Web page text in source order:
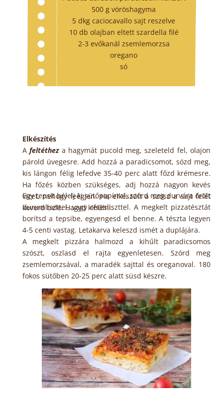
500 g vöröshagyma
5 dkg caciocavallo sajt reszelve
10 db olajban eltett szardella filé
2-3 evőkanál zsemlemorzsa
oregano
só
Elkészítés
Afeltétheza hagymát pucold meg, szeleteld fel, olajon
párold üvegesre. Add hozzá a paradicsomot, sózd meg,
kis lángon félig lefedve 35-40 perc alatt főzd krémesre.
Ha főzés közben szükséges, adj hozzá nagyon kevés
vizet, nehogy leégjen. Ha elkészült a szósz a sajt felét
keverd bele. Hagyd kihűlni.
Egy tepsit bélelj ki sütőpapírral, szórd meg durvára őrölt
durumliszttel, vagy rétesliszttel. A megkelt pizzatésztát
borítsd a tepsibe, egyengesd el benne. A tészta legyen
4-5 centi vastag. Letakarva keleszd ismét a duplájára.
A megkelt pizzára halmozd a kihűlt paradicsomos
szószt, oszlasd el rajta egyenletesen. Szórd meg
zsemlemorzsával, a maradék sajttal és oreganoval. 180
fokos sütőben 20-25 perc alatt süsd készre.